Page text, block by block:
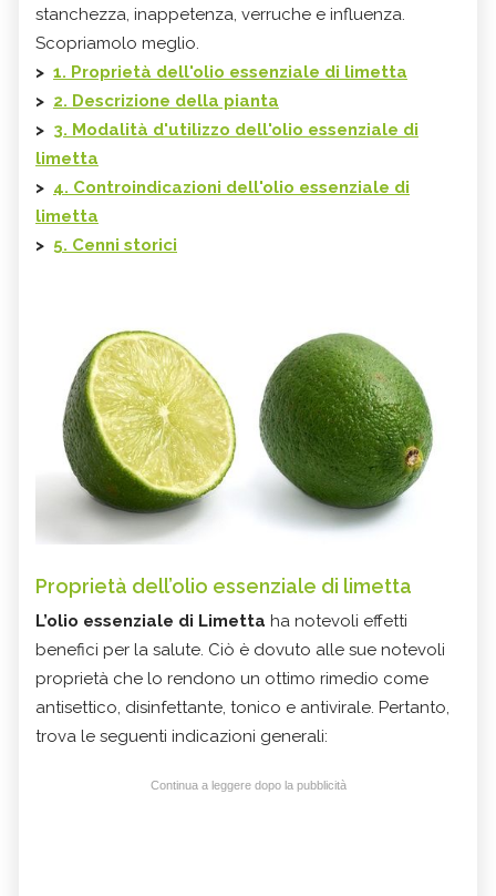
stanchezza, inappetenza, verruche e influenza.
Scopriamolo meglio.
> 1. Proprietà dell'olio essenziale di limetta
> 2. Descrizione della pianta
> 3. Modalità d'utilizzo dell'olio essenziale di
limetta
> 4. Controindicazioni dell'olio essenziale di
limetta
> 5. Cenni storici
Proprietà dell’olio essenziale di limetta
L’olio essenziale di Limetta ha notevoli effetti
benefici per la salute. Ciò è dovuto alle sue notevoli
proprietà che lo rendono un ottimo rimedio come
antisettico, disinfettante, tonico e antivirale. Pertanto,
trova le seguenti indicazioni generali:
Continua a leggere dopo la pubblicità